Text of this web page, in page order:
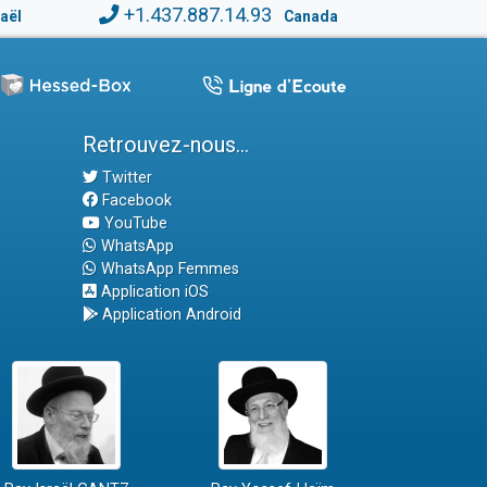
+1.437.887.14.93 Canada
Retrouvez-nous...
Twitter
Facebook
YouTube
WhatsApp
WhatsApp Femmes
Application iOS
Application Android